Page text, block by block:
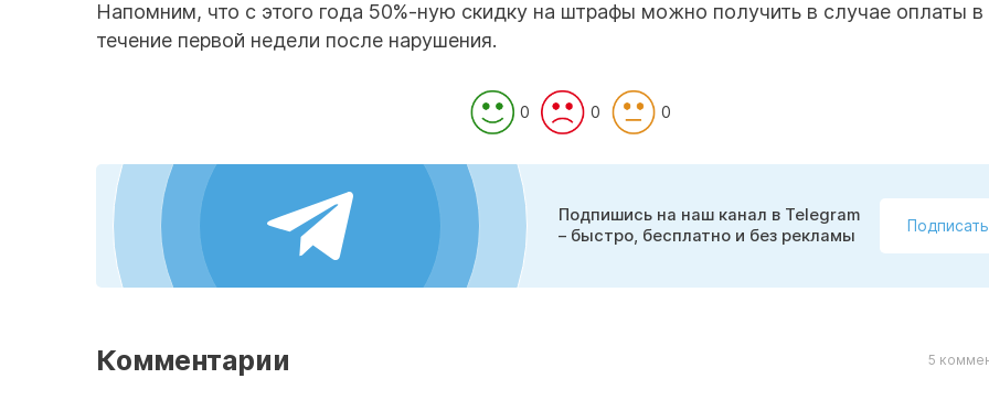
Напомним, что с этого года 50%-ную скидку на штрафы можно получить в случае оплаты в
течение первой недели после нарушения.
0 0 0
Подпишись на наш канал в Telegram
– быстро, бесплатно и без рекламы
Комментарии 5